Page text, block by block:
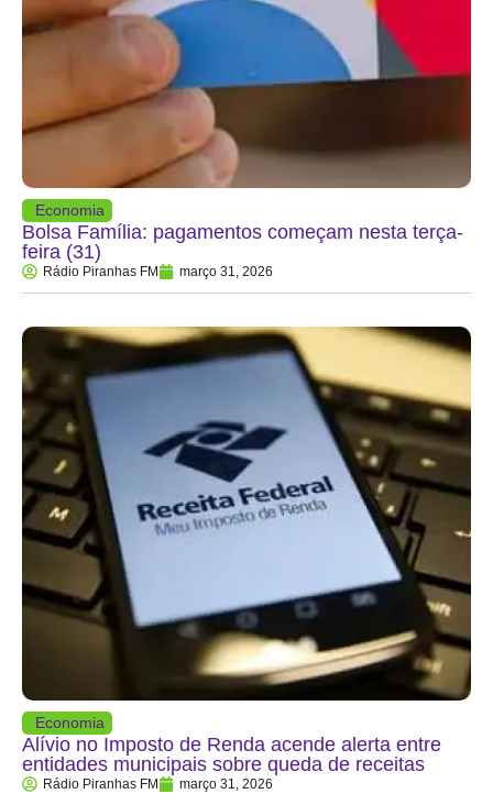
Economia
Bolsa Família: pagamentos começam nesta terça-
feira (31)
Rádio Piranhas FM março 31, 2026
Economia
Alívio no Imposto de Renda acende alerta entre
entidades municipais sobre queda de receitas
Rádio Piranhas FM março 31, 2026